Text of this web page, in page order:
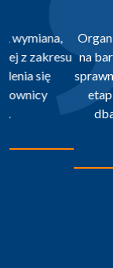
Organizacja
na bardzo
sprawną
etapie
dbałość o